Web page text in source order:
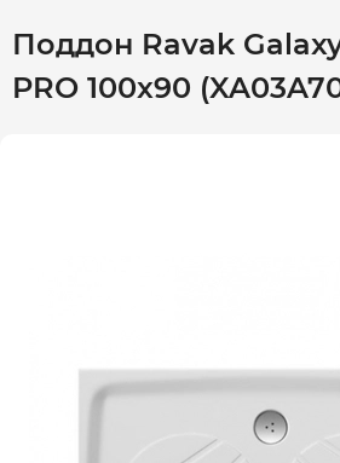
Поддон Ravak
PRO 100x90